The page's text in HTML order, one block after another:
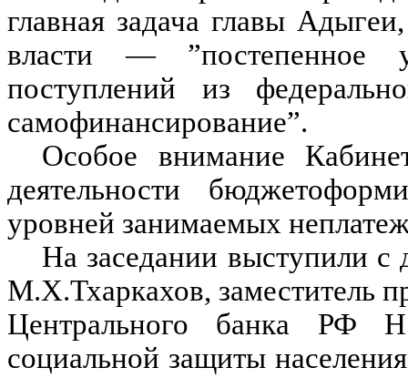
главная задача главы
власти — ”постепенное
поступлений из
самофинансирование”.
Особое внимание
деятельности
уровней занимаемых
На заседании выступили
М.Х.Тхаркахов, заместитель
Центрального банка РФ
социальной защиты